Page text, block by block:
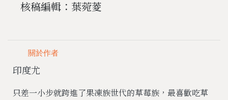
核稿編輯：葉菀菱
關於作者
印度尤
只差一小步就跨進了果凍族世代的草莓族，最喜歡吃草